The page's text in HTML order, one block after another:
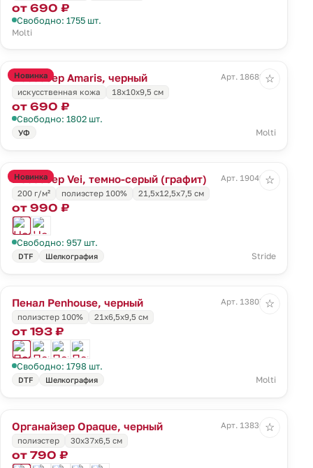
от 690 ₽
Свободно: 1755 шт.
Molti
Новинка
Несессер Amaris, черный
Арт. 18682.30
искусственная кожа
18x10x9,5 см
от 690 ₽
Свободно: 1802 шт.
УФ Molti
☆
Новинка
Несессер Vei, темно-серый (графит)
Арт. 19049.31
200 г/м²
полиэстер 100% 21,5x12,5x7,5 см
от 990 ₽
Свободно: 957 шт.
DTF Шелкография Stride
☆
Пенал Penhouse, черный
Арт. 13807.30
полиэстер 100%
21х6,5х9,5 см
от 193 ₽
Свободно: 1798 шт.
DTF Шелкография Molti
☆
Органайзер Opaque, черный
Арт. 13836.30
полиэстер
30x37x6,5 см
от 790 ₽
☆